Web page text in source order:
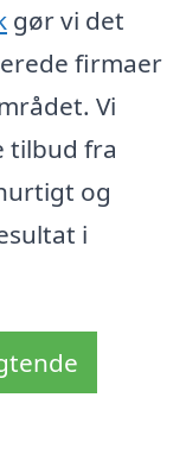
gør vi det
firmaer
Vi
tilbud fra
og
i